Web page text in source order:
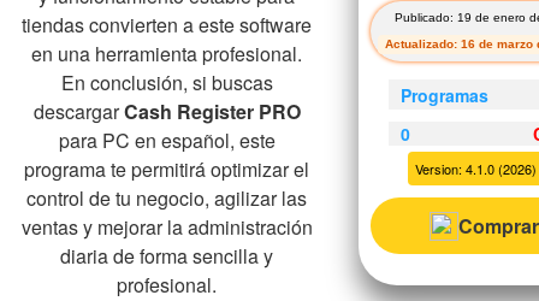
tiendas convierten a este software
en una herramienta profesional.
En conclusión, si buscas
descargarCash Register PRO
para PC en español, este
programa te permitirá optimizar el
control de tu negocio, agilizar las
ventas y mejorar la administración
diaria de forma sencilla y
profesional.
Publicado: 19 de enero
Actualizado: 16 de marzo
Programas
0
Version: 4.1.0